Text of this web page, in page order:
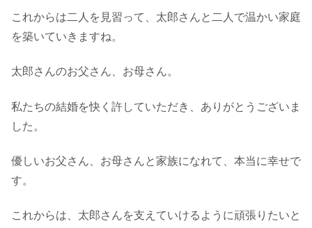
これからは二人を見習って、太郎さんと二人で温かい家庭
を築いていきますね。
太郎さんのお父さん、お母さん。
私たちの結婚を快く許していただき、ありがとうございま
した。
優しいお父さん、お母さんと家族になれて、本当に幸せで
す。
これからは、太郎さんを支えていけるように頑張りたいと